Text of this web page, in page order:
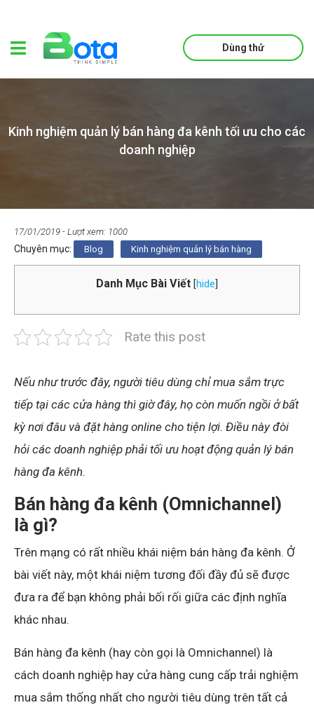
Dùng thử
Kinh nghiệm quản lý bán hàng đa kênh tối ưu cho các
doanh nghiệp
17/01/2019 - Lượt xem: 1000
Chuyên mục: Blog Kinh nghiệm quản lý bán hàng
Danh Mục Bài Viết [hide
Rate this post
Nếu như trước đây, người tiêu dùng chỉ mua sắm trực
tiếp tại các cửa hàng thì giờ đây, họ còn muốn ngồi ở bất
kỳ nơi đâu và đặt hàng online cho tiện lợi. Điều này đòi
hỏi các doanh nghiệp phải tối ưu hoạt động quản lý bán
hàng đa kênh.
Bán hàng đa kênh (Omnichannel)
là gì?
Trên mạng có rất nhiều khái niệm bán hàng đa kênh. Ở
bài viết này, một khái niệm tương đối đầy đủ sẽ được
đưa ra để bạn không phải bối rối giữa các định nghĩa
khác nhau.
Bán hàng đa kênh (hay còn gọi là Omnichannel) là
cách doanh nghiệp hay cửa hàng cung cấp trải nghiệm
mua sắm thống nhất cho người tiêu dùng trên tất cả